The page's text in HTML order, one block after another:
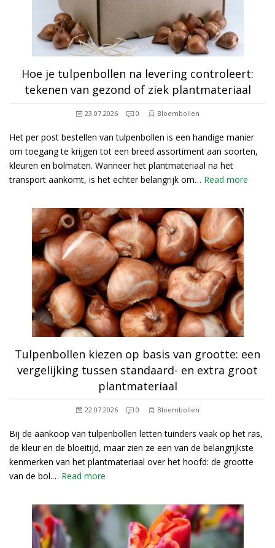
Hoe je tulpenbollen na levering controleert:
tekenen van gezond of ziek plantmateriaal
23.07.2026 0 Bloembollen
Het per post bestellen van tulpenbollen is een handige manier
om toegang te krijgen tot een breed assortiment aan soorten,
kleuren en bolmaten. Wanneer het plantmateriaal na het
transport aankomt, is het echter belangrijk om… Read more
Tulpenbollen kiezen op basis van grootte: een
vergelijking tussen standaard- en extra groot
plantmateriaal
22.07.2026 0 Bloembollen
Bij de aankoop van tulpenbollen letten tuinders vaak op het ras,
de kleur en de bloeitijd, maar zien ze een van de belangrijkste
kenmerken van het plantmateriaal over het hoofd: de grootte
van de bol.… Read more